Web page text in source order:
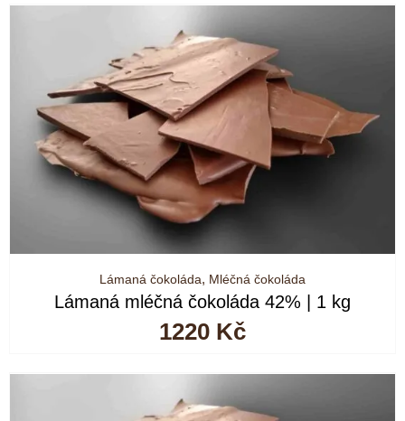
Lámaná čokoláda, Mléčná čokoláda
Lámaná mléčná čokoláda 42% | 1 kg
1220 Kč